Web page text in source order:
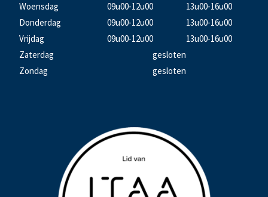
Woensdag
09u00-12u00
13u00-16u00
Donderdag
09u00-12u00
13u00-16u00
Vrijdag
09u00-12u00
13u00-16u00
Zaterdag
gesloten
Zondag
gesloten